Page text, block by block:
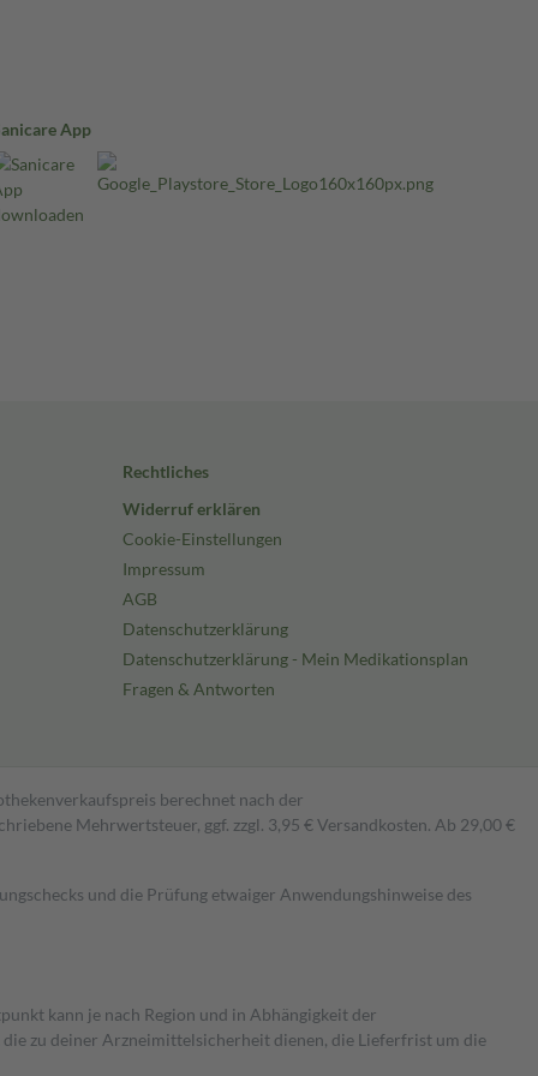
App
Rechtliches
Widerruf erklären
Cookie-Einstellungen
Impressum
AGB
Datenschutzerklärung
Datenschutzerklärung - Mein Medikationsplan
Fragen & Antworten
berechnet nach der
Mehrwertsteuer, ggf. zzgl. 3,95 € Versandkosten. Ab 29,00 €
und die Prüfung etwaiger Anwendungshinweise des
kann je nach Region und in Abhängigkeit der
zu deiner Arzneimittelsicherheit dienen, die Lieferfrist um die